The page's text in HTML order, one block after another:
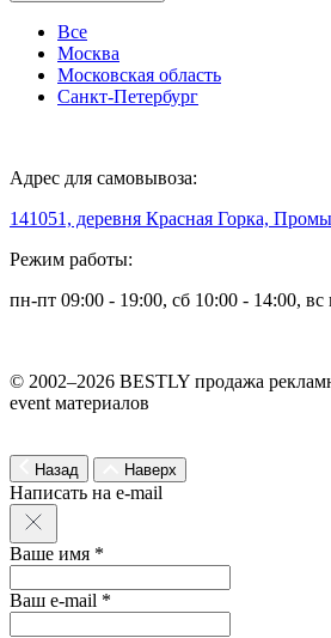
Все
Москва
Московская область
Санкт-Петербург
Адрес для самовывоза:
141051, деревня Красная Горка,
Режим работы:
пн-пт 09:00 - 19:00, сб 10:00 - 14:00,
© 2002–2026 BESTLY продажа
event материалов
Назад Наверх
Написать на e-mail
Ваше имя *
Ваш e-mail *